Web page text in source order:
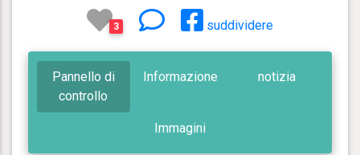
3 suddividere
Pannello di
controllo
Informazione notizia
Immagini